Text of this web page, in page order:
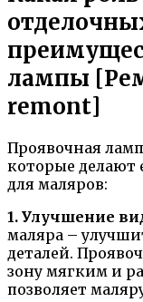
лампы
remont]
Проявочная
которые
для маляров:
1. Улучшение
маляра –
деталей.
зону мягким и
позволяет